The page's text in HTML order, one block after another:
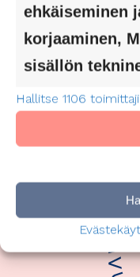
ehkäiseminen
korjaaminen,
sisällön
Hallitse 1106
täysipainoisesti.
Lue lisää täältä:
Pirkanmaan